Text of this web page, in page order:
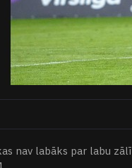
nav labāks par labu